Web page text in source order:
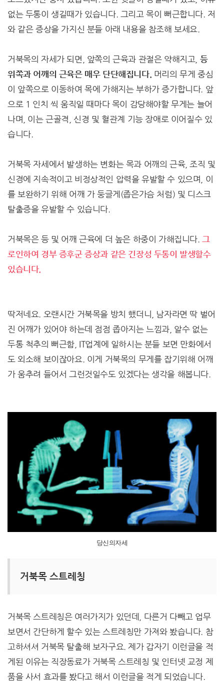
없는 두통이 생길때가 있습니다. 그리고 목이 뻐근합니다. 저
와 같은 증상을 가지신 분들 아래 내용을 참조해 보세요.
거북목의 자세가 되면, 앞쪽의 근육과 관절은 약해지고, 등
위쪽과 어깨의 근육은 매우 단단해집니다. 머리의 무게 중심
이 앞쪽으로 이동하여 목에 가해지는 부하가 증가합니다. 앞
으로 1 인치 씩 움직일 때마다 목이 감당해야할 무게는 늘어
나며, 이는 근골격, 신경 및 혈관계 기능 장애로 이어질수 있
습니다.
거북목 자세에서 발생하는 변화는 목과 어깨의 근육, 조직 및
신경에 지속적이고 비정상적인 압력을 유발할 수 있으며, 이
를 보완하기 위해 어깨 가 둥글게(좁은가슴 처럼) 및 디스크
탈출증을 유발할 수 있습니다.
거북목은 등 및 어깨 근육에 더 높은 하중이 가해집니다.그
로인하여 경부 증후군 증상과 같은 긴장성 두통이 발생할수
있습니다.
딱저네요. 오랜시간 거북목을 방치 했더니, 남자라면 딱 벌어
진 어깨가 있어야 하는데 점점 좁아지는 느낌과, 알수 없는
두통 척추의 뻐근함, IT업계에 일하시는 분들 보면 만화에서
도 외소해 보이잖아요. 이게 거북목의 무게를 잡기위해 어깨
가 움추려 들어서 그런것일수도 있겠다는 생각을 해봅니다.
당신의자세
거북목 스트레칭
거북목 스트레칭은 여러가지가 있던데, 다른거 다빼고 업무
보면서 간단하게 할수 있는 스트레칭만 가져와 봤습니다. 참
고하셔셔 거북목 탈출해 보자구요. 제가 갑자기 이런글을 적
게된 이유는 직장동료가 거북목 스트레칭 및 인터넷 교정 제
품을 사서 효과를 봤다고 해서 이런글을 적게 되었습니다.